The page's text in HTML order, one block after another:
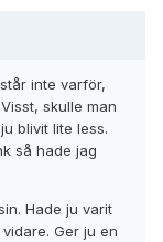
inte varför,
skulle man
blivit lite less.
så hade jag
Hade ju varit
Ger ju en